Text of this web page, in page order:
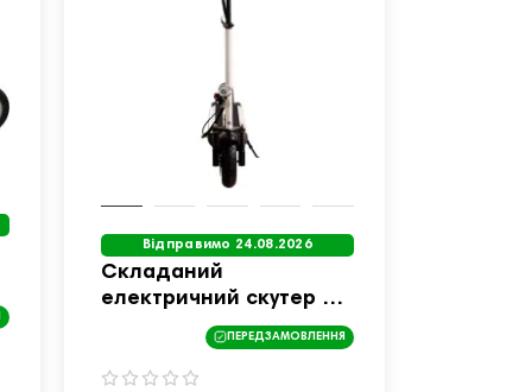
Відправимо 24.08.2026
Складаний
електричний скутер W-
TEC Tenmark III 700W
10" - Білий
ПЕРЕДЗАМОВЛЕННЯ